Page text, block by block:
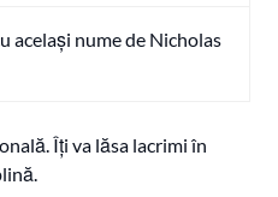
același nume de Nicholas
Îți va lăsa lacrimi în